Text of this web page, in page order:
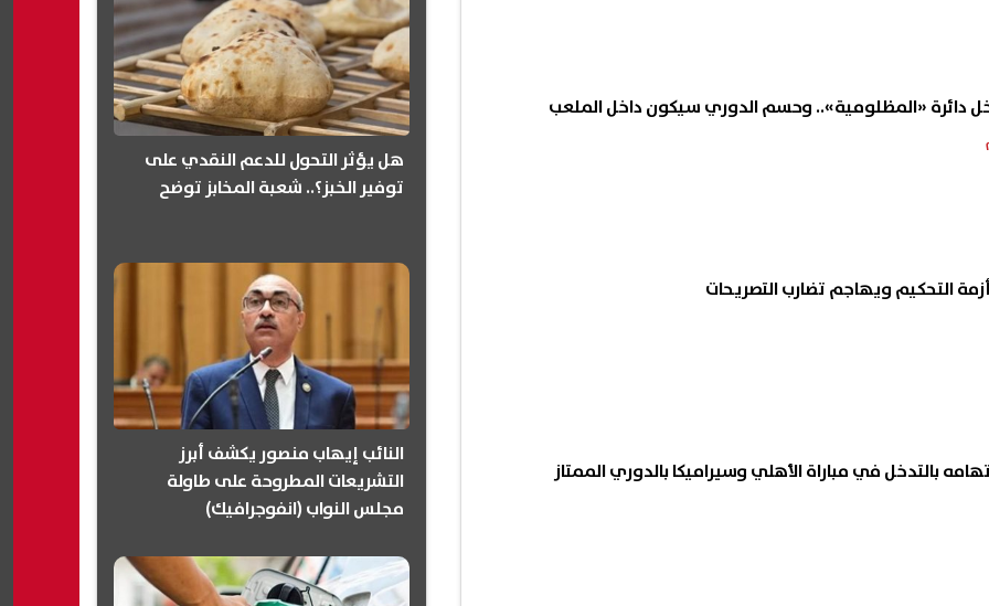
دائرة «المظلومية».. وحسم الدوري سيكون داخل الملعب
التحكيم ويهاجم تضارب التصريحات
بالتدخل في مباراة الأهلي وسيراميكا بالدوري الممتاز
هل يؤثر التحول للدعم النقدي على
توفير الخبز؟.. شعبة المخابز توضح
النائب إيهاب منصور يكشف أبرز
التشريعات المطروحة على طاولة
مجلس النواب (انفوجرافيك)